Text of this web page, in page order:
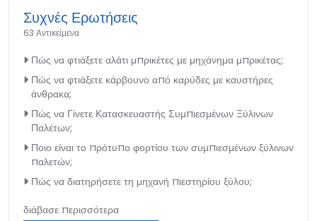
Συχνές Ερωτήσεις
63 Αντικείμενα
Πώς να φτιάξετε αλάτι μπρικέτες με μηχάνημα μπρικέτας;
Πώς να φτιάξετε κάρβουνο από καρύδες με καυστήρες
άνθρακα;
Πώς να Γίνετε Κατασκευαστής Συμπιεσμένων Ξύλινων
Παλέτων;
Ποιο είναι το πρότυπο φορτίου των συμπιεσμένων ξύλινων
παλετών;
Πώς να διατηρήσετε τη μηχανή πιεστηρίου ξύλου;
διάβασε περισσότερα